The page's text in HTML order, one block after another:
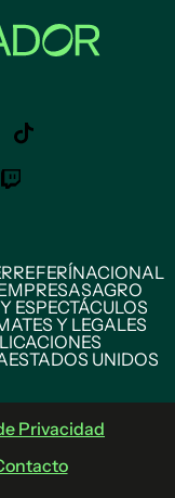
REFERÍNACIONAL
AGRO
ESPECTÁCULOS
Y LEGALES
ESTADOS UNIDOS
Privacidad